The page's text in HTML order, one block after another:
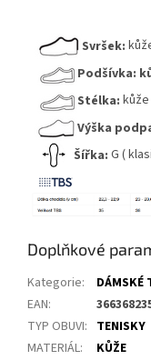
Svršek:
Podšívka:
Stélka: kůže
Výška
Šířka: G (
Doplňkové
Kategorie:
DÁMSKÉ
EAN:
TYP OBUVI: TENISKY
MATERIÁL:
KŮŽE